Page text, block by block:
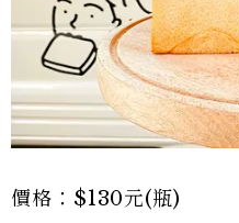
價格：$130元(瓶)